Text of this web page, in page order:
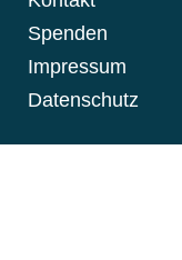
Spenden
Impressum
Datenschutz